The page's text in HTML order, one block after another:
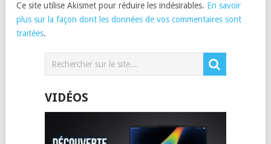
Ce site utilise Akismet pour réduire les indésirables. En savoir
plus sur la façon dont les données de vos commentaires sont
traitées.
VIDÉOS